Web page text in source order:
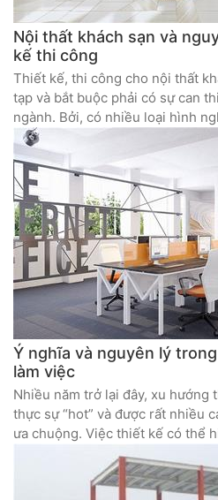
Nội thất khách sạn và
kế thi công
Thiết kế, thi công cho nội thất
tạp và bắt buộc phải có sự can
ngành. Bởi, có nhiều loại hình
khách sạn bình dân, khách sạn
sao. Mỗi loại khách sạn có các
kế, thi công khác nhau để phù
của chủ đầu tư.
Ý nghĩa và nguyên lý
làm việc
Nhiều năm trở lại đây, xu hướng
thực sự “hot” và được rất nhiều
ưa chuộng. Việc thiết kế có thể
bố trí lại toàn bộ không gian làm
thông minh và hiện đại nhất.